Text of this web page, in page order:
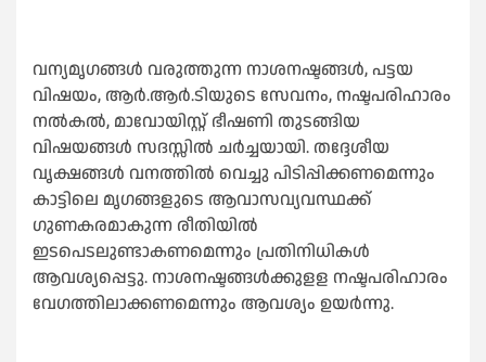
വന്യമൃഗങ്ങള്‍ വരുത്തുന്ന നാശനഷ്ടങ്ങള്‍, പട്ടയ
വിഷയം, ആര്‍.ആര്‍.ടിയുടെ സേവനം, നഷ്ടപരിഹാരം
നല്‍കല്‍, മാവോയിസ്റ്റ് ഭീഷണി തുടങ്ങിയ
വിഷയങ്ങള്‍ സദസ്സില്‍ ചര്‍ച്ചയായി. തദ്ദേശീയ
വൃക്ഷങ്ങള്‍ വനത്തില്‍ വെച്ചു പിടിപ്പിക്കണമെന്നും
കാട്ടിലെ മൃഗങ്ങളുടെ ആവാസവ്യവസ്ഥക്ക്
ഗുണകരമാകുന്ന രീതിയില്‍
ഇടപെടലുണ്ടാകണമെന്നും പ്രതിനിധികള്‍
ആവശ്യപ്പെട്ടു. നാശനഷ്ടങ്ങള്‍ക്കുളള നഷ്ടപരിഹാരം
വേഗത്തിലാക്കണമെന്നും ആവശ്യം ഉയര്‍ന്നു.